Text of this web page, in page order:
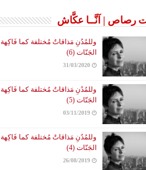
رصاص | آنَّــا عكَّاش
وللمُدُنِ مَذاقاتٌ مُختلفة كما فَاكِهة
الجَنّات (6)
31/03/2020
وللمُدُنِ مَذاقاتٌ مُختلفة كما فَاكِهة
الجَنّات (5)
03/11/2019
وللمُدُنِ مَذاقاتٌ مُختلفة كما فَاكِهة
الجَنّات (4)
26/08/2019